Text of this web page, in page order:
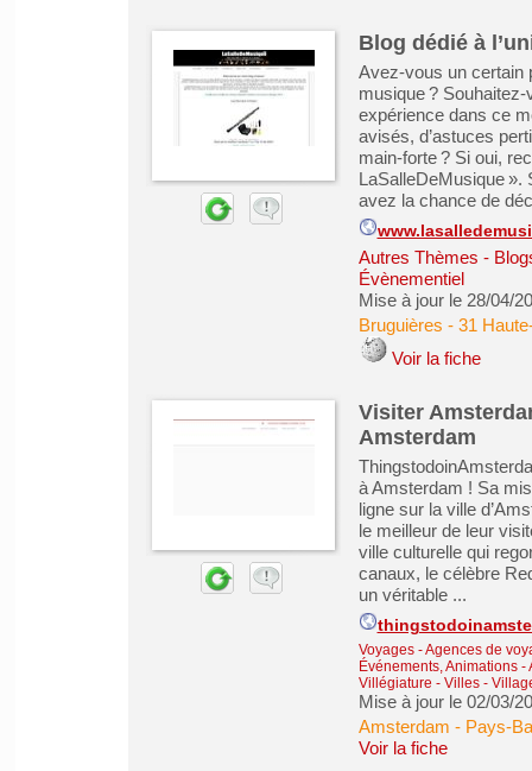
Blog dédié à
Avez-vous un certain
musique ?
expérience dans ce
avisés, d’astuces
main-forte ? Si oui,
LaSalleDeMusique ».
avez la chance de
Autres Thèmes -
Évènementiel
Mise à jour le 28/04/
Bruguières - 31
Voir la fiche
Visiter
Amsterdam
à Amsterdam ! Sa
ligne sur la ville
le meilleur de leur
ville culturelle qui
canaux, le célèbre
un véritable ...
Voyages - Agences de
Événements, Animations-
Villégiature - Villes -
Mise à jour le 02/03/
Amsterdam - Pays-
Voir la fiche